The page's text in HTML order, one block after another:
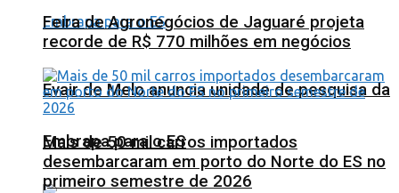
Evair de Melo anuncia unidade de pesquisa da
Embrapa para o ES
Feira de Agronegócios de Jaguaré projeta
recorde de R$ 770 milhões em negócios
Mais de 50 mil carros importados
desembarcaram em porto do Norte do ES no
primeiro semestre de 2026